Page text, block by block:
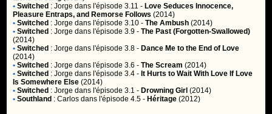
• Switched :Jorge dans l'épisode 3.11 - Love Seduces Innocence,
Pleasure Entraps, and Remorse Follows (2014)
• Switched :Jorge dans l'épisode 3.10 -The Ambush (2014)
• Switched :Jorge dans l'épisode 3.9 -The Past (Forgotten-Swallowed)
(2014)
• Switched :Jorge dans l'épisode 3.8 - Dance Me to the End of Love
(2014)
• Switched :Jorge dans l'épisode 3.6 -The Scream (2014)
• Switched :Jorge dans l'épisode 3.4 - It Hurts to Wait With Love If Love
Is Somewhere Else (2014)
• Switched :Jorge dans l'épisode 3.1 - Drowning Girl (2014)
• Southland :Carlos dans l'épisode 4.5 - Héritage (2012)